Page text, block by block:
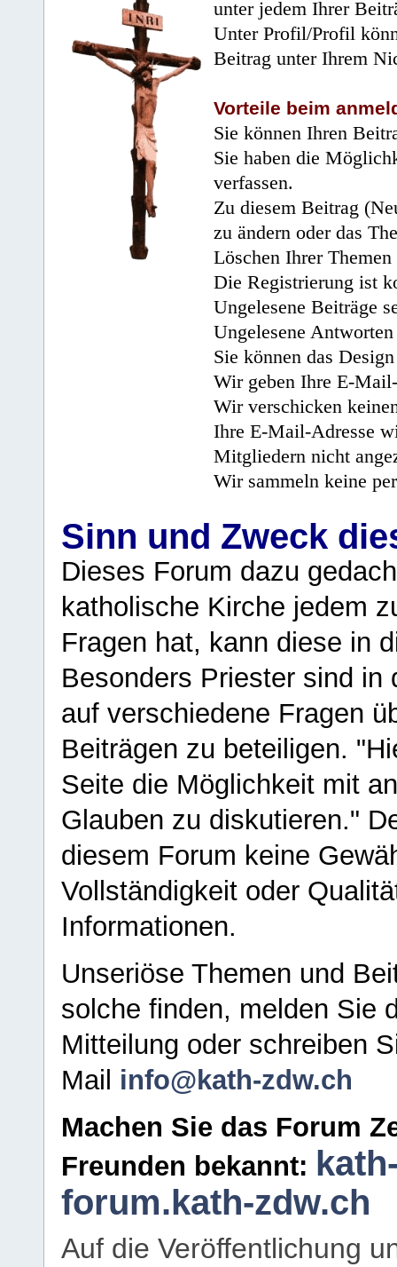
unter jedem Ihrer
Unter Profil/Profil
Beitrag unter Ihrem
Vorteile beim
Sie können Ihren
Sie haben die
verfassen.
Zu diesem Beitrag
zu ändern oder das
Löschen Ihrer
Die Registrierung ist
Ungelesene Beiträge
Ungelesene
Sie können das
Wir geben Ihre E-
Wir verschicken
Ihre E-Mail-Adresse
Mitgliedern nicht
Wir sammeln keine
Sinn und Zweck
Dieses Forum dazu
katholische Kirche jedem
Fragen hat, kann diese in
Besonders Priester sind in
auf verschiedene Fragen
Beiträgen zu beteiligen.
Seite die Möglichkeit mit
Glauben zu diskutieren."
diesem Forum keine
Vollständigkeit oder
Informationen.
Unseriöse Themen und
solche finden, melden Sie
Mitteilung oder schreiben
Mail info@kath-zdw.ch
Machen Sie das Forum
Freunden bekannt:
forum.kath-zdw.ch
Auf die Veröffentlichung